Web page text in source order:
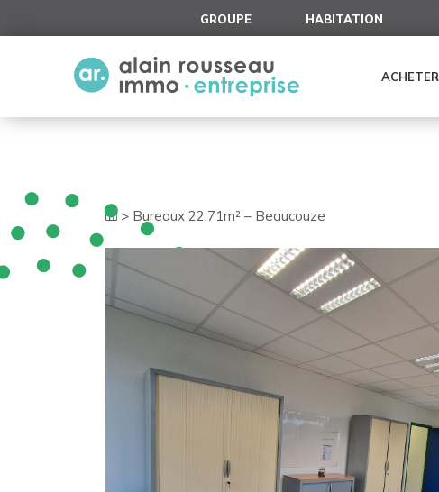
GROUPE HABITATION
ACHETER
> Bureaux 22.71m² – Beaucouze